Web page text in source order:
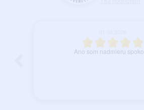
spokojnosť.